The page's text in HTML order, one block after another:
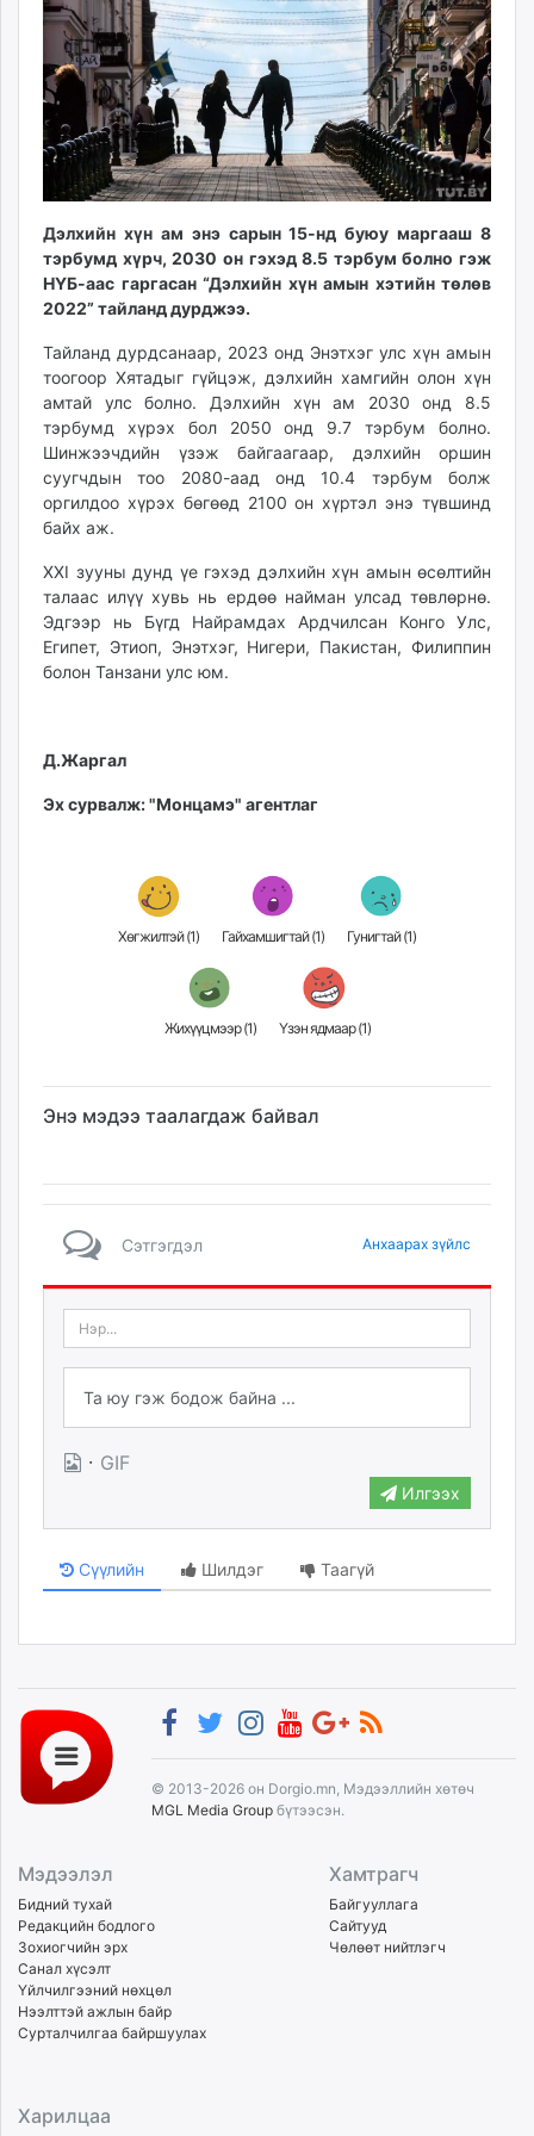
ikon.mn
mnb.mn
Livetv.mn
Eguur.mn
24tsag.mn
shuud.mn
eagle.mn
ergelt.mn
zarig.mn
today.mn
zuv.mn
mminfo.mn
ugluu.mn
urlag.mn
unen.mn
asu.mn
shudarga.mn
shuurhai.mn
isee.mn
mglradio.com
fact.mn
itoim.mn
times.mn
tvmongolia.mn
Дэлхийн хүн ам энэ сарын 15-нд буюу маргааш 8
тэрбумд хүрч, 2030 он гэхэд 8.5 тэрбум болно гэж
НҮБ-аас гаргасан “Дэлхийн хүн амын хэтийн төлөв
2022” тайланд дурджээ.
Тайланд дурдсанаар, 2023 онд Энэтхэг улс хүн амын
тоогоор Хятадыг гүйцэж, дэлхийн хамгийн олон хүн
амтай улс болно. Дэлхийн хүн ам 2030 онд 8.5
тэрбумд хүрэх бол 2050 онд 9.7 тэрбум болно.
Шинжээчдийн үзэж байгаагаар, дэлхийн оршин
суугчдын тоо 2080-аад онд 10.4 тэрбум болж
оргилдоо хүрэх бөгөөд 2100 он хүртэл энэ түвшинд
байх аж.
XXI зууны дунд үе гэхэд дэлхийн хүн амын өсөлтийн
талаас илүү хувь нь ердөө найман улсад төвлөрнө.
Эдгээр нь Бүгд Найрамдах Ардчилсан Конго Улс,
Египет, Этиоп, Энэтхэг, Нигери, Пакистан, Филиппин
болон Танзани улс юм.
Д.Жаргал
Эх сурвалж: "Монцамэ" агентлаг
Хөгжилтэй (1) Гайхамшигтай (1) Гунигтай (1)
Жихүүцмээр (1) Үзэн ядмаар (1)
Энэ мэдээ таалагдаж байвал
Сэтгэгдэл Анхаарах зүйлс
· GIF
Илгээх
Сүүлийн Шилдэг Таагүй
© 2013-2026 он Dorgio.mn, Мэдээллийн хөтөч
MGL Media Group бүтээсэн.
Мэдээлэл
Бидний тухай
Редакцийн бодлого
Зохиогчийн эрх
Санал хүсэлт
Үйлчилгээний нөхцөл
Нээлттэй ажлын байр
Сурталчилгаа байршуулах
Хамтрагч
Байгууллага
Сайтууд
Чөлөөт нийтлэгч
Харилцаа